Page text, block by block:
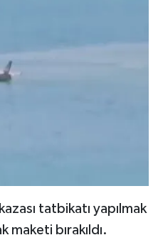
tatbikatı yapılmak
maketi bırakıldı.